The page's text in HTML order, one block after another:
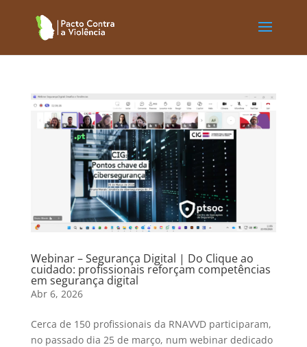
Webinar – Segurança Digital | Do Clique ao
cuidado: profissionais reforçam competências
em segurança digital
Abr 6, 2026
Cerca de 150 profissionais da RNAVVD participaram,
no passado dia 25 de março, num webinar dedicado